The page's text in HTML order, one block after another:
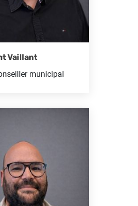
Vaillant
municipal